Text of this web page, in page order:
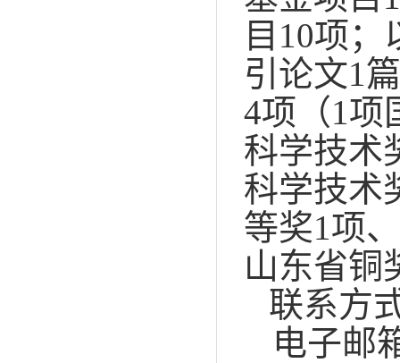
目10项
引论文1
4项（1项
科学技术
科学技术
等奖1项
山东省铜
联系方
电子邮